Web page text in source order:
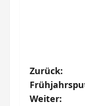
B
e
Zurück:
Weiter: